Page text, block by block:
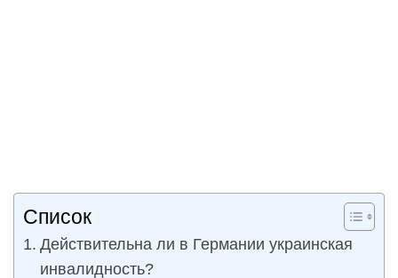
Список
Действительна ли в Германии украинская
инвалидность?